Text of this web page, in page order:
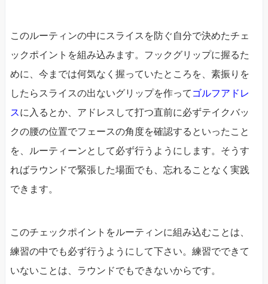
このルーティンの中にスライスを防ぐ自分で決めたチェ
ックポイントを組み込みます。フックグリップに握るた
めに、今までは何気なく握っていたところを、素振りを
したらスライスの出ないグリップを作って ゴルフアドレ
スに入るとか、アドレスして打つ直前に必ずテイクバッ
クの腰の位置でフェースの角度を確認するといったこと
を、ルーティーンとして必ず行うようにします。そうす
ればラウンドで緊張した場面でも、忘れることなく実践
できます。
このチェックポイントをルーティンに組み込むことは、
練習の中でも必ず行うようにして下さい。練習でできて
いないことは、ラウンドでもできないからです。